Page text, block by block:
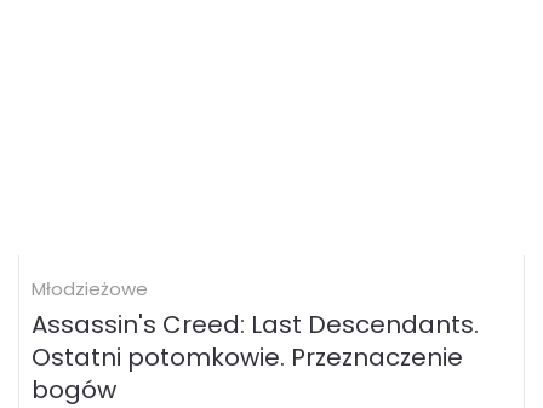
Młodzieżowe
Assassin's Creed: Last Descendants.
Ostatni potomkowie. Przeznaczenie
bogów